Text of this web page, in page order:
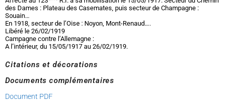
des Dames : Plateau des Casemates, puis secteur de Champagne :
Souain…
En 1918, secteur de l’Oise : Noyon, Mont-Renaud….
Libéré le 26/02/1919
Campagne contre l’Allemagne :
A l’intérieur, du 15/05/1917 au 26/02/1919.
Citations et décorations
Documents complémentaires
Document PDF